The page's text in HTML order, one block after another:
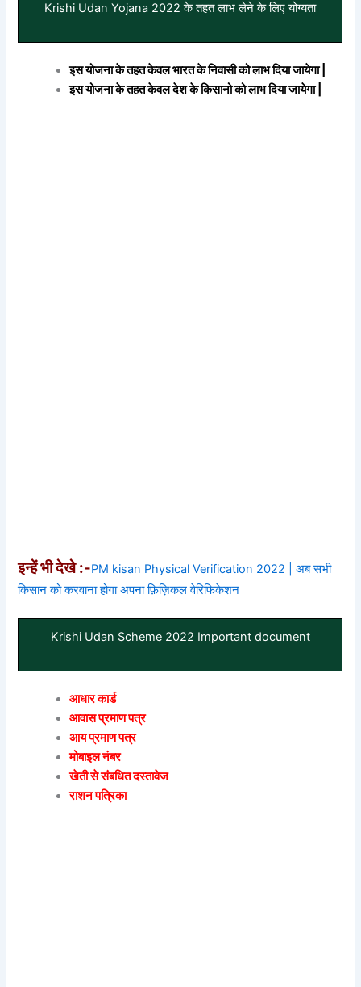
Krishi Udan Yojana 2022 के तहत लाभ लेने के लिए योग्यता
इस योजना के तहत केवल भारत के निवासी को लाभ दिया जायेगा |
इस योजना के तहत केवल देश के किसानो को लाभ दिया जायेगा |
इन्हें भी देखे :-PM kisan Physical Verification 2022 | अब सभी
किसान को करवाना होगा अपना फ़िज़िकल वेरिफिकेशन
Krishi Udan Scheme 2022 Important document
आधार कार्ड
आवास प्रमाण पत्र
आय प्रमाण पत्र
मोबाइल नंबर
खेती से संबधित दस्तावेज
राशन पत्रिका